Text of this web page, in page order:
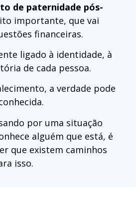
de paternidade pós-
importante, que vai
financeiras.
ligado à identidade, à
de cada pessoa.
a verdade pode
por uma situação
alguém que está, é
que existem caminhos
isso.